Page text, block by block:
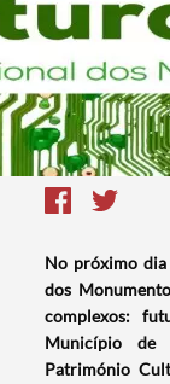
No próximo dia
dos
complexos:
Município de
Património